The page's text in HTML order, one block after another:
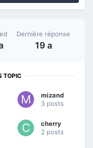
Dernière réponse
19 a
TOPIC
mizand
3 posts
cherry
2 posts